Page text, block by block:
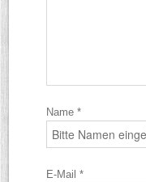
Name *
E-Mail *